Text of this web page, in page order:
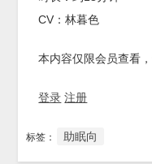
CV：林暮色
本内容仅限会员查看
登录 注册
标签： 助眠向